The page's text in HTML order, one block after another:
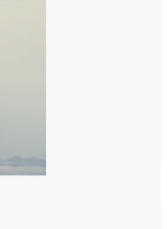
buscando
nos próximos
para guiar